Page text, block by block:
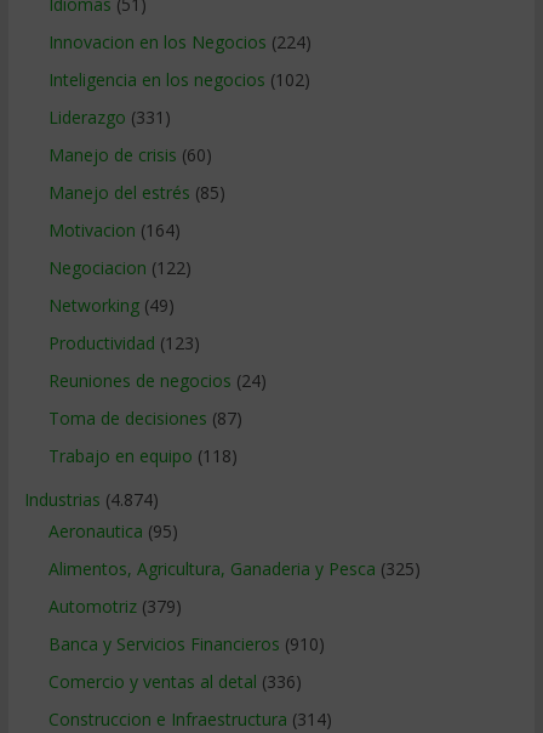
Innovacion en los Negocios (224)
Inteligencia en los negocios (102)
Liderazgo (331)
Manejo de crisis (60)
Manejo del estrés (85)
Motivacion (164)
Negociacion (122)
Networking(49)
Productividad (123)
Reuniones de negocios (24)
Toma de decisiones (87)
Trabajo en equipo (118)
Industrias (4.874)
Aeronautica (95)
Alimentos, Agricultura, Ganaderia y Pesca (325)
Automotriz(379)
Banca y Servicios Financieros (910)
Comercio y ventas al detal (336)
Construccion e Infraestructura (314)